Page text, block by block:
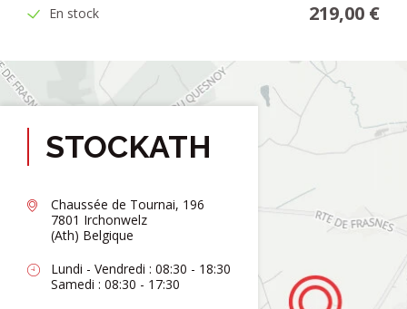
En stock 219,00 €
STOCKATH
Chaussée de Tournai, 196
7801 Irchonwelz
(Ath) Belgique
Lundi - Vendredi : 08:30 - 18:30
Samedi : 08:30 - 17:30